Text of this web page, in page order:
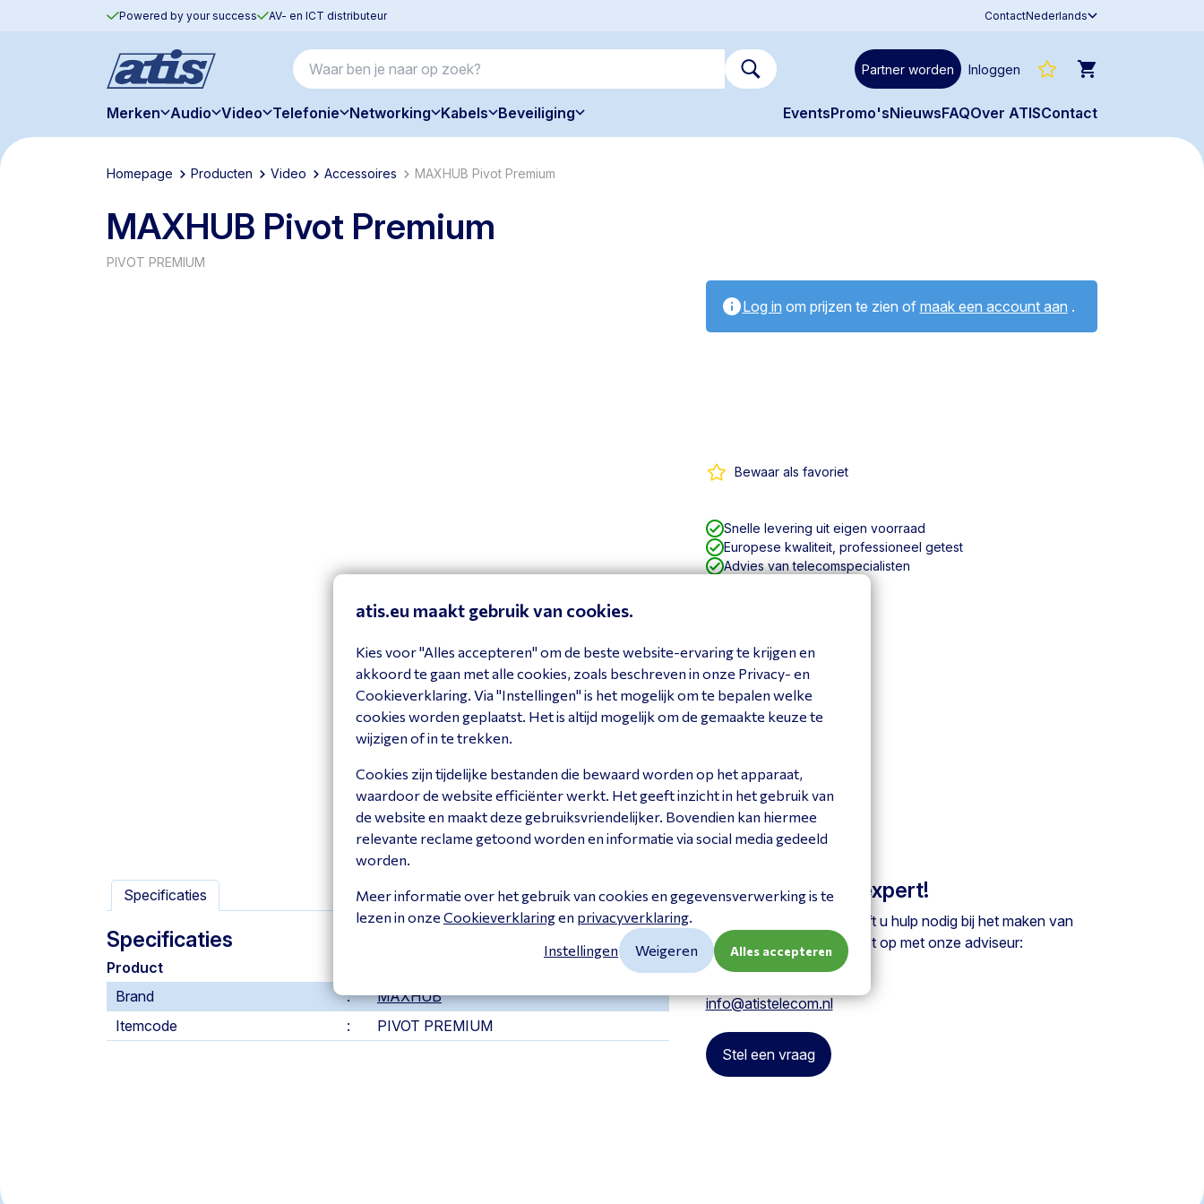
Powered by your success AV- en ICT distributeur ContactNederlands
Partner worden Inloggen
Merken Audio Video Telefonie Networking Kabels Beveiliging EventsPromo'sNieuwsFAQOver ATISContact
Homepage Producten Video Accessoires MAXHUB Pivot Premium
MAXHUB Pivot Premium
PIVOT PREMIUM
Log in om prijzen te zien of maak een account aan .
Bewaar als favoriet
Snelle levering uit eigen voorraad
Europese kwaliteit, professioneel getest
Advies van telecomspecialisten
Specificaties
Specificaties
Product
Brand
MAXHUB
Itemcode
PIVOT PREMIUM
Vraag het onze expert!
Heeft u een vraag of heeft u hulp nodig bij het maken van
een keuze? Neem contact op met onze adviseur:
info@atistelecom.nl
Stel een vraag
atis.eu maakt gebruik van cookies.
Kies voor "Alles accepteren" om de beste website-ervaring te krijgen en
akkoord te gaan met alle cookies, zoals beschreven in onze Privacy- en
Cookieverklaring. Via "Instellingen" is het mogelijk om te bepalen welke
cookies worden geplaatst. Het is altijd mogelijk om de gemaakte keuze te
wijzigen of in te trekken.
Cookies zijn tijdelijke bestanden die bewaard worden op het apparaat,
waardoor de website efficiënter werkt. Het geeft inzicht in het gebruik van
de website en maakt deze gebruiksvriendelijker. Bovendien kan hiermee
relevante reclame getoond worden en informatie via social media gedeeld
worden.
Meer informatie over het gebruik van cookies en gegevensverwerking is te
lezen in onze Cookieverklaringen privacyverklaring.
Instellingen
Weigeren Alles accepteren